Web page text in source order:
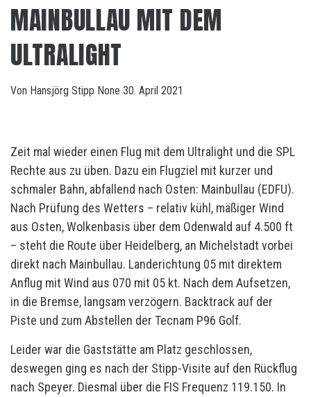
MAINBULLAU MIT DEM
ULTRALIGHT
Von Hansjörg Stipp None 30. April 2021
Zeit mal wieder einen Flug mit dem Ultralight und die SPL
Rechte aus zu üben. Dazu ein Flugziel mit kurzer und
schmaler Bahn, abfallend nach Osten: Mainbullau (EDFU).
Nach Prüfung des Wetters – relativ kühl, mäßiger Wind
aus Osten, Wolkenbasis über dem Odenwald auf 4.500 ft
– steht die Route über Heidelberg, an Michelstadt vorbei
direkt nach Mainbullau. Landerichtung 05 mit direktem
Anflug mit Wind aus 070 mit 05 kt. Nach dem Aufsetzen,
in die Bremse, langsam verzögern. Backtrack auf der
Piste und zum Abstellen der Tecnam P96 Golf.
Leider war die Gaststätte am Platz geschlossen,
deswegen ging es nach der Stipp-Visite auf den Rückflug
nach Speyer. Diesmal über die FIS Frequenz 119.150. In